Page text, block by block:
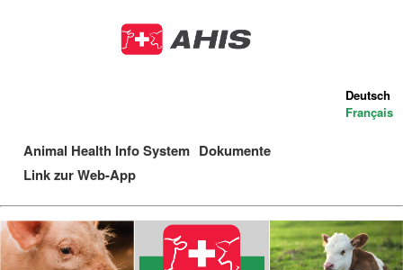
zum
Deutsch
Français
Main
navigation
Animal Health Info System Dokumente
Link zur Web-App